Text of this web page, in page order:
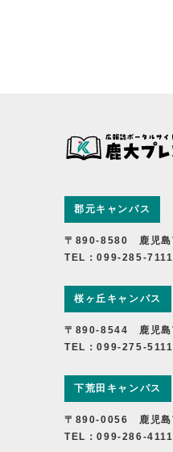
郡元キャンパス
〒890-8580 鹿児島
TEL：099-285-7111
桜ヶ丘キャンパス
〒890-8544 鹿児島
TEL：099-275-5111
下荒田キャンパス
〒890-0056 鹿児島
TEL：099-286-4111